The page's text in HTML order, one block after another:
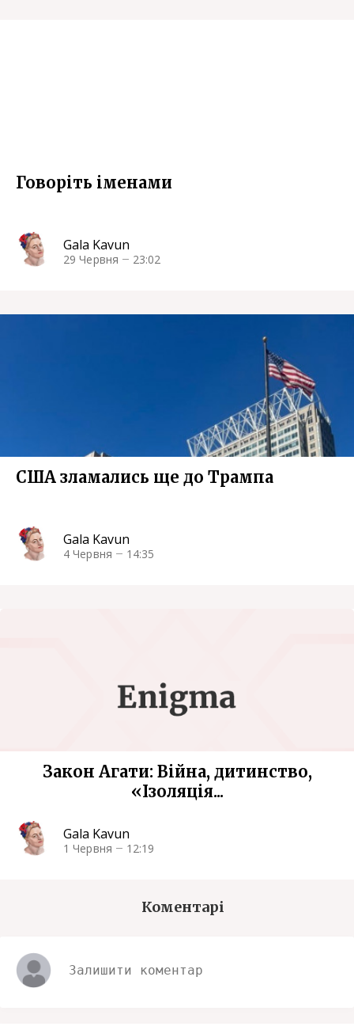
Говоріть іменами
Gala Kavun
29 Червня 23:02
США зламались ще до Трампа
Gala Kavun
4 Червня 14:35
Закон Агати: Війна, дитинство,
«Ізоляція...
Gala Kavun
1 Червня 12:19
Коментарі